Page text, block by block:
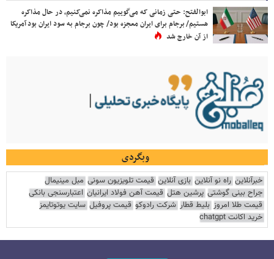
ابوالفتح: حتی زمانی که می‌گوییم مذاکره نمی‌کنیم، در حال مذاکره
هستیم/ برجام برای ایران معجزه بود/ چون برجام به سود ایران بود آمریکا
از آن خارج شد
وبگردی
خبرآنلاین راه نو آنلاین بازی آنلاین قیمت تلویزیون سونی مبل مینیمال
جراح بینی گوشتی پرشین هتل قیمت آهن فولاد ایرانیان اعتبارسنجی بانکی
قیمت طلا امروز بلیط قطار شرکت رادوکو قیمت پروفیل سایت یوتوتایمز
خرید اکانت chatgpt